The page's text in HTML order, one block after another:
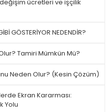
değişim ücretleri ve işçilik
GÖSTERİYOR NEDENDİR?
Tamiri Mümkün Mü?
Neden Olur? (Kesin Çözüm)
Ekran Kararması:
Yolu